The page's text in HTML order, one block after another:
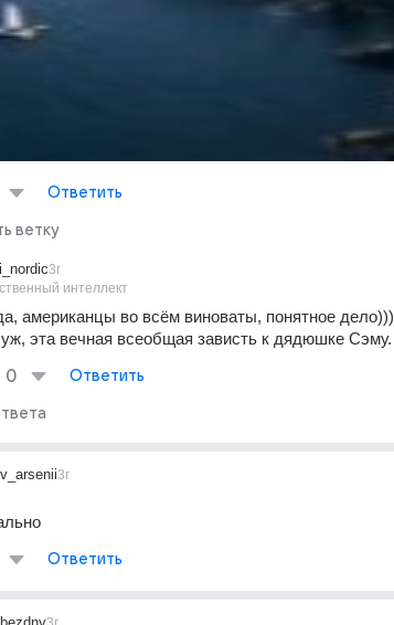
Ответить
ветку
интеллект
3г
американцы во всём виноваты, понятное дело)))
эта вечная всеобщая зависть к дядюшке Сэму.
0 Ответить
3г
Ответить